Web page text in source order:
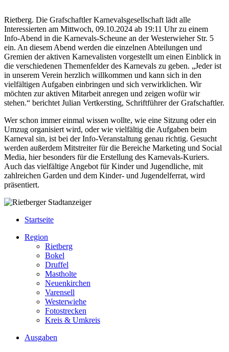
Rietberg. Die Grafschaftler Karnevalsgesellschaft lädt alle
Interessierten am Mittwoch, 09.10.2024 ab 19:11 Uhr zu einem
Info-Abend in die Karnevals-Scheune an der Westerwieher Str. 5
ein. An diesem Abend werden die einzelnen Abteilungen und
Gremien der aktiven Karnevalisten vorgestellt um einen Einblick in
die verschiedenen Themenfelder des Karnevals zu geben. „Jeder ist
in unserem Verein herzlich willkommen und kann sich in den
vielfältigen Aufgaben einbringen und sich verwirklichen. Wir
möchten zur aktiven Mitarbeit anregen und zeigen wofür wir
stehen.“ berichtet Julian Vertkersting, Schriftführer der Grafschaftler.
Wer schon immer einmal wissen wollte, wie eine Sitzung oder ein
Umzug organisiert wird, oder wie vielfältig die Aufgaben beim
Karneval sin, ist bei der Info-Veranstaltung genau richtig. Gesucht
werden außerdem Mitstreiter für die Bereiche Marketing und Social
Media, hier besonders für die Erstellung des Karnevals-Kuriers.
Auch das vielfältige Angebot für Kinder und Jugendliche, mit
zahlreichen Garden und dem Kinder- und Jugendelferrat, wird
präsentiert.
Startseite
Region
Rietberg
Bokel
Druffel
Mastholte
Neuenkirchen
Varensell
Westerwiehe
Fotostrecken
Kreis & Umkreis
Ausgaben